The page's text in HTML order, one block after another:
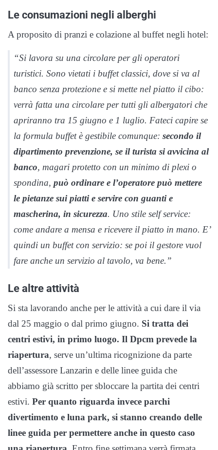
Le consumazioni negli alberghi
A proposito di pranzi e colazione al buffet negli hotel:
“Si lavora su una circolare per gli operatori
turistici. Sono vietati i buffet classici, dove si va al
banco senza protezione e si mette nel piatto il cibo:
verrà fatta una circolare per tutti gli albergatori che
apriranno tra 15 giugno e 1 luglio. Fateci capire se
la formula buffet è gestibile comunque: secondo il
dipartimento prevenzione, se il turista si avvicina al
banco, magari protetto con un minimo di plexi o
spondina, può ordinare e l’operatore può mettere
le pietanze sui piatti e servire con guanti e
mascherina, in sicurezza. Uno stile self service:
come andare a mensa e ricevere il piatto in mano. E’
quindi un buffet con servizio: se poi il gestore vuol
fare anche un servizio al tavolo, va bene.”
Le altre attività
Si sta lavorando anche per le attività a cui dare il via
dal 25 maggio o dal primo giugno. Si tratta dei
centri estivi, in primo luogo. Il Dpcm prevede la
riapertura, serve un’ultima ricognizione da parte
dell’assessore Lanzarin e delle linee guida che
abbiamo già scritto per sbloccare la partita dei centri
estivi. Per quanto riguarda invece parchi
divertimento e luna park, si stanno creando delle
linee guida per permettere anche in questo caso